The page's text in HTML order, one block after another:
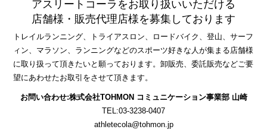
アスリートコーラをお取り扱いいただける
店舗様・販売代理店様を募集しております
トレイルランニング、トライアスロン、ロードバイク、登山、サーフ
ィン、マラソン、ランニングなどのスポーツ好きな人が集まる店舗様
に取り扱って頂きたいと願っております。卸販売、委託販売などご要
望にあわせたお取引をさせて頂きます。
お問い合わせ:株式会社TOHMON コミュニケーション事業部 山崎
TEL:03-3238-0407
athletecola@tohmon.jp